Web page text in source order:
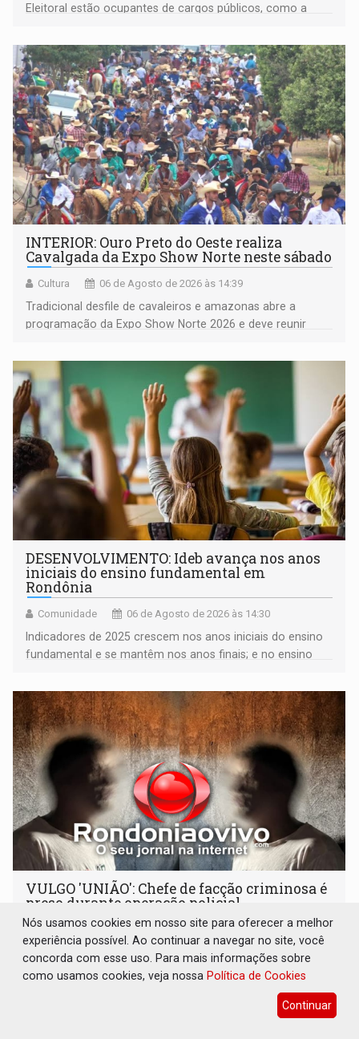
Eleitoral estão ocupantes de cargos públicos, como a
Pedro Geovar (PP) e a vice-prefeita Magna dos Anjos
(NOVO)
INTERIOR: Ouro Preto do Oeste realiza
Cavalgada da Expo Show Norte neste sábado
Cultura 06 de Agosto de 2026 às 14:39
Tradicional desfile de cavaleiros e amazonas abre a
programação da Expo Show Norte 2026 e deve reunir
DESENVOLVIMENTO: Ideb avança nos anos
iniciais do ensino fundamental em
Rondônia
Comunidade 06 de Agosto de 2026 às 14:30
Indicadores de 2025 crescem nos anos iniciais do ensino
fundamental e se mantêm nos anos finais; e no ensino
VULGO 'UNIÃO': Chefe de facção criminosa é
preso durante operação policial
Polícia 06 de Agosto de 2026 às 14:11
Acusado ainda tentou fugir para um matagal
Nós usamos cookies em nosso site para oferecer a melhor
experiência possível. Ao continuar a navegar no site, você
concorda com esse uso. Para mais informações sobre
como usamos cookies, veja nossa Política de Cookies
Continuar